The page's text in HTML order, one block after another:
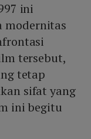
ini
modernitas
tersebut,
tetap
sifat yang
ini begitu